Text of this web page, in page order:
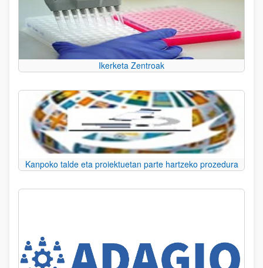
Ikerketa Zentroak
Kanpoko talde eta proiektuetan parte hartzeko prozedura